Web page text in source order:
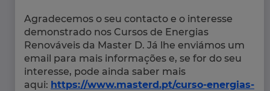
Agradecemos o seu contacto e o interesse
demonstrado nos Cursos de Energias
Renováveis da Master D. Já lhe enviámos um
email para mais informações e, se for do seu
interesse, pode ainda saber mais
aqui: https://www.masterd.pt/curso-energias-